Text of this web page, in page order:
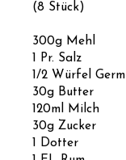
(8 Stück)
300g Mehl
1 Pr. Salz
1/2 Würfel Germ
30g Butter
120ml Milch
30g Zucker
1 Dotter